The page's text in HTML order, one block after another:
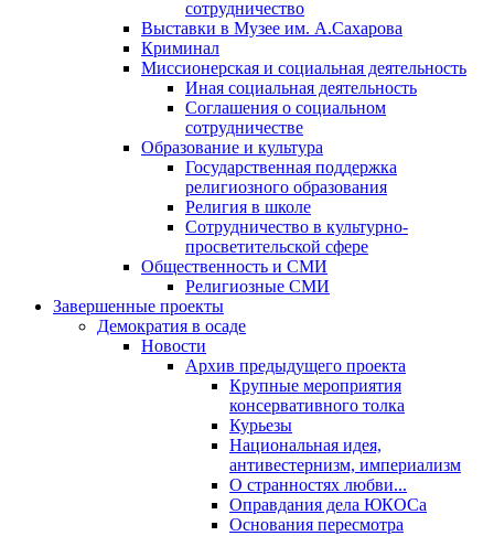
сотрудничество
Выставки в Музее им. А.Сахарова
Криминал
Миссионерская и социальная деятельность
Иная социальная деятельность
Соглашения о социальном
сотрудничестве
Образование и культура
Государственная поддержка
религиозного образования
Религия в школе
Сотрудничество в культурно-
просветительской сфере
Общественность и СМИ
Религиозные СМИ
Завершенные проекты
Демократия в осаде
Новости
Архив предыдущего проекта
Крупные мероприятия
консервативного толка
Курьезы
Национальная идея,
антивестернизм, империализм
О странностях любви...
Оправдания дела ЮКОСа
Основания пересмотра